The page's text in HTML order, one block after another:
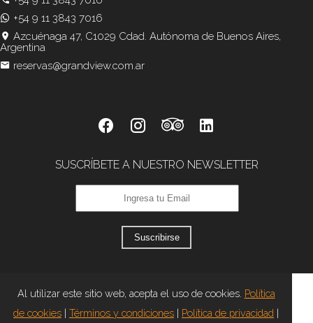
+54 9 11 3843 7016
Azcuénaga 47, C1029 Cdad. Autónoma de Buenos Aires,
Argentina
reservas@grandview.com.ar
SUSCRÍBETE A NUESTRO NEWSLETTER
Suscribirse
Al utilizar este sitio web, acepta el uso de cookies. Política
de cookies | Términos y condiciones | Política de privacidad |